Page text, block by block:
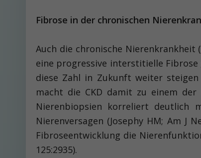
Fibrose in der chronischen
Auch die chronische Nierenkrankheit (
eine progressive interstitielle Fibrose
diese Zahl in Zukunft weiter
macht die CKD damit zu einem
Nierenbiopsien korreliert deutlich
Nierenversagen (Josephy HM; Am J
Fibroseentwicklung die
125:2935).